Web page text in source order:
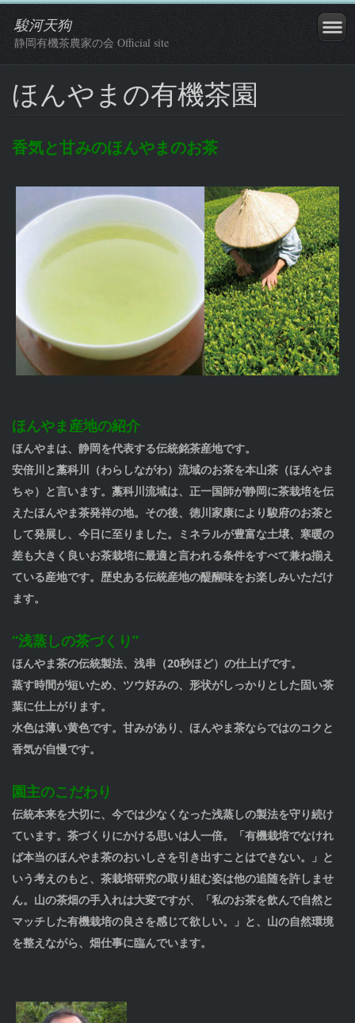
駿河天狗
静岡有機茶農家の会 Official site
ほんやまの有機茶園
香気と甘みのほんやまのお茶
ほんやま産地の紹介
ほんやまは、静岡を代表する伝統銘茶産地です。
安倍川と藁科川（わらしながわ）流域のお茶を本山茶（ほんやま
ちゃ）と言います。藁科川流域は、正一国師が静岡に茶栽培を伝
えたほんやま茶発祥の地。その後、徳川家康により駿府のお茶と
して発展し、今日に至りました。ミネラルが豊富な土壌、寒暖の
差も大きく良いお茶栽培に最適と言われる条件をすべて兼ね揃え
ている産地です。歴史ある伝統産地の醍醐味をお楽しみいただけ
ます。
“浅蒸しの茶づくり”
ほんやま茶の伝統製法、浅串（20秒ほど）の仕上げです。
蒸す時間が短いため、ツウ好みの、形状がしっかりとした固い茶
葉に仕上がります。
水色は薄い黄色です。甘みがあり、ほんやま茶ならではのコクと
香気が自慢です。
園主のこだわり
伝統本来を大切に、今では少なくなった浅蒸しの製法を守り続け
ています。茶づくりにかける思いは人一倍。「有機栽培でなけれ
ば本当のほんやま茶のおいしさを引き出すことはできない。」と
いう考えのもと、茶栽培研究の取り組む姿は他の追随を許しませ
ん。山の茶畑の手入れは大変ですが、「私のお茶を飲んで自然と
マッチした有機栽培の良さを感じて欲しい。」と、山の自然環境
を整えながら、畑仕事に臨んでいます。